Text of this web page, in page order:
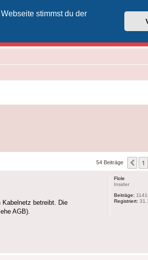
stimmst du derVodafone-Kabel-
54 Beiträge 1
Flole
Insider
Beiträge:
Registriert:
Kabelnetz betreibt. Die
AGB).